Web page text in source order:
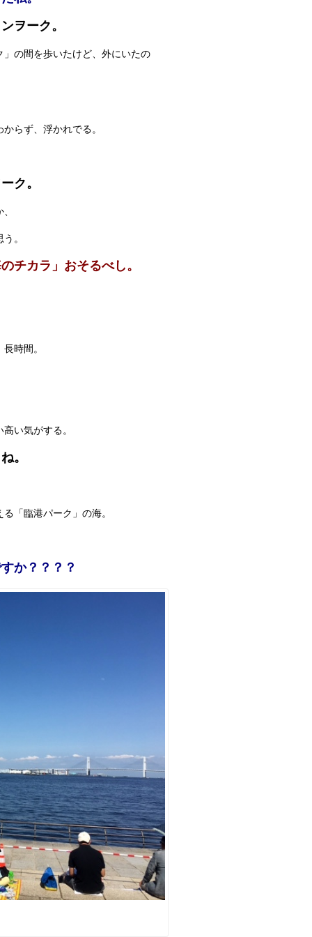
ヲーク。
の間を歩いたけど、外にいたの
らず、浮かれでる。
ク。
。
チカラ」おそるべし。
時間。
い気がする。
。
「臨港パーク」の海。
か？？？？